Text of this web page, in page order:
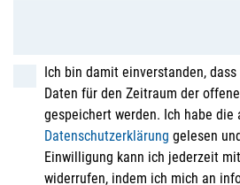
Ich bin damit einverstanden,
Daten für den Zeitraum der
gespeichert werden. Ich habe die
Datenschutzerklärung gelesen
Einwilligung kann ich jederzeit
widerrufen, indem ich mich an